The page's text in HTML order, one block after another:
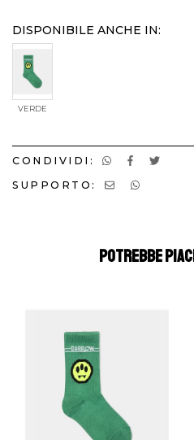
DISPONIBILE ANCHE IN:
VERDE
CONDIVIDI:
SUPPORTO:
POTREBBE